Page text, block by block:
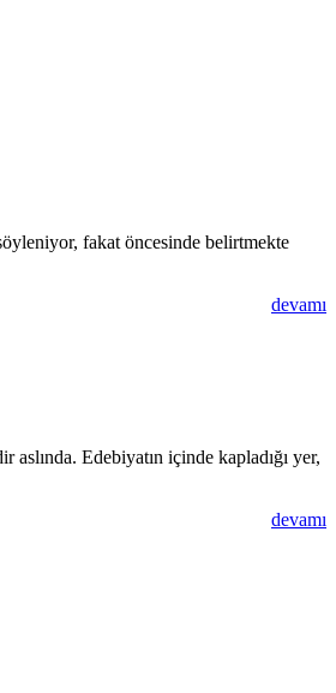
fakat öncesinde belirtmekte
devamı
Edebiyatın içinde kapladığı yer,
devamı